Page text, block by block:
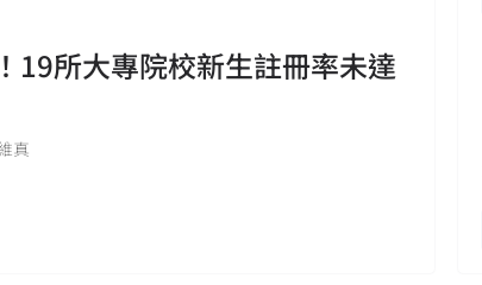
19所大專院校新生註冊率未達
真